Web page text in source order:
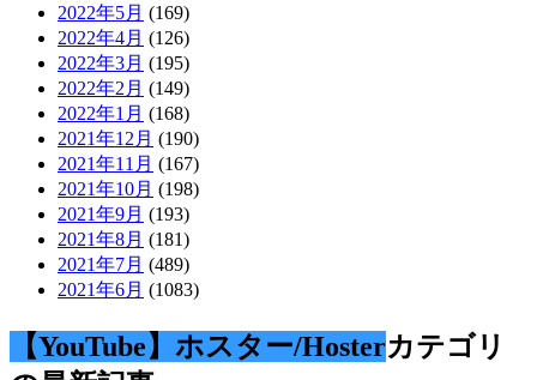
2022年5月 (169)
2022年4月 (126)
2022年3月 (195)
2022年2月 (149)
2022年1月 (168)
2021年12月 (190)
2021年11月 (167)
2021年10月 (198)
2021年9月 (193)
2021年8月 (181)
2021年7月 (489)
2021年6月 (1083)
【YouTube】ホスター/Hosterカテゴリ